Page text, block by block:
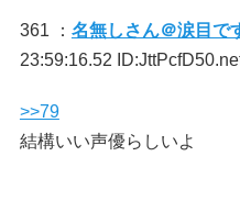
361 ： 名無しさん＠涙目で
23:59:16.52
>>79
結構いい声優らしいよ